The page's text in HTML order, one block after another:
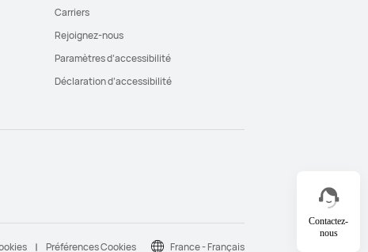
Contactez-
nous
Carriers
Rejoignez-nous
Paramètres d’accessibilité
Déclaration d’accessibilité
Préférences Cookies France - Français